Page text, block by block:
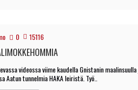
0 15116
videossa viime kaudella Gnistanin
Aatun tunnelmia HAKA leiristä. Työ..